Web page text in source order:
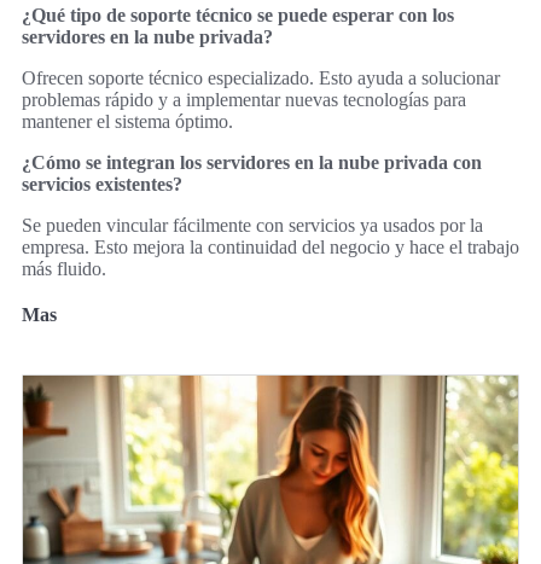
¿Qué tipo de soporte técnico se puede esperar con los
servidores en la nube privada?
Ofrecen soporte técnico especializado. Esto ayuda a solucionar
problemas rápido y a implementar nuevas tecnologías para
mantener el sistema óptimo.
¿Cómo se integran los servidores en la nube privada con
servicios existentes?
Se pueden vincular fácilmente con servicios ya usados por la
empresa. Esto mejora la continuidad del negocio y hace el trabajo
más fluido.
Mas